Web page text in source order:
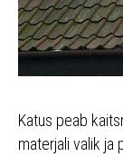
Katus peab
materjali valik ja